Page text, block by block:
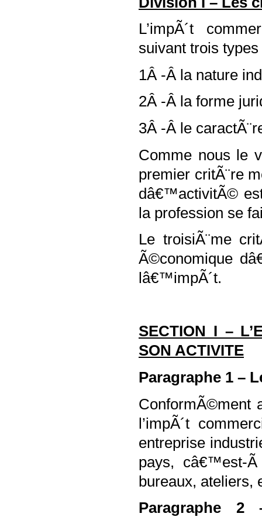
L’impÃ´t
suivant trois
1Â -Â la nature
2Â -Â la forme
3Â -Â le
Comme nous le
premier critÃ¨re
dâ€™activitÃ©
la profession se
Le troisiÃ¨me
Ã©conomique
lâ€™impÃ´t.
SECTION I –
SON ACTIVITE
Paragraphe 1 –
ConformÃ©ment
l’impÃ´t
entreprise
pays, câ€™est-
bureaux, ateliers,
Paragraphe 2